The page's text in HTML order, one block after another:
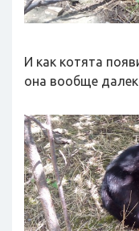
И как котята
она вообще